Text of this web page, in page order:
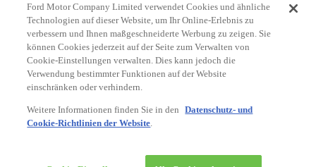
Datenschutzbestimmungen
Impressum
Mein Konto
Login / Registrierung
Meine Bestellungen
Land ändern
© 2026 Ford-Werke-GmbH
Ford Onlineshop
Ford Motor Company Limited verwendet Cookies und ähnliche
Technologien auf dieser Website, um Ihr Online-Erlebnis zu
verbessern und Ihnen maßgeschneiderte Werbung zu zeigen. Sie
können Cookies jederzeit auf der Seite zum Verwalten von
Cookie-Einstellungen verwalten. Dies kann jedoch die
Verwendung bestimmter Funktionen auf der Website
einschränken oder verhindern.
Weitere Informationen finden Sie in den
Datenschutz- und
Cookie-Richtlinien der Website.